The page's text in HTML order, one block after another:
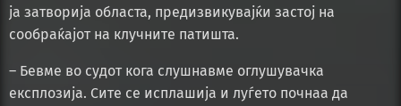
ја затворија областа, предизвикувајќи застој на
сообраќајот на клучните патишта.
– Бевме во судот кога слушнавме оглушувачка
експлозија. Сите се исплашија и луѓето почнаа да